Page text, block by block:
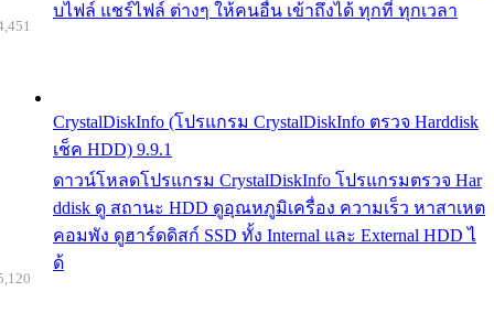
บไฟล์ แชร์ไฟล์ ต่างๆ ให้คนอื่น เข้าถึงได้ ทุกที่ ทุกเวลา
CrystalDiskInfo (โปรแกรม CrystalDiskInfo ตรวจ Harddisk
เช็ค HDD) 9.9.1
ดาวน์โหลดโปรแกรม CrystalDiskInfo โปรแกรมตรวจ Har
ddisk ดู สถานะ HDD ดูอุณหภูมิเครื่อง ความเร็ว หาสาเหต
คอมพัง ดูฮาร์ดดิสก์ SSD ทั้ง Internal และ External HDD ไ
ด้